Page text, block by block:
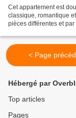
Cet appartement est
classique, romantique
pièces différentes et
< Page
Hébergé par
Top articles
Pages